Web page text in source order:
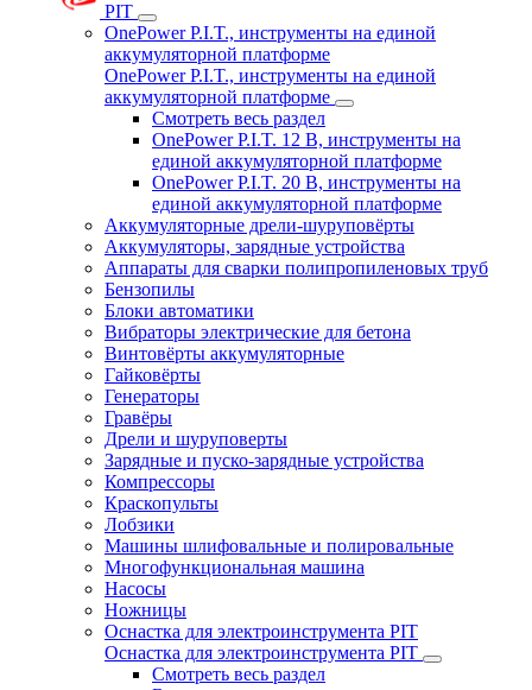
PIT
OnePower P.I.T., инструменты на единой
аккумуляторной платформе
OnePower P.I.T., инструменты на единой
аккумуляторной платформе
Смотреть весь раздел
OnePower P.I.T. 12 В, инструменты на
единой аккумуляторной платформе
OnePower P.I.T. 20 В, инструменты на
единой аккумуляторной платформе
Аккумуляторные дрели-шуруповёрты
Аккумуляторы, зарядные устройства
Аппараты для сварки полипропиленовых труб
Бензопилы
Блоки автоматики
Вибраторы электрические для бетона
Винтовёрты аккумуляторные
Гайковёрты
Генераторы
Гравёры
Дрели и шуруповерты
Зарядные и пуско-зарядные устройства
Компрессоры
Краскопульты
Лобзики
Машины шлифовальные и полировальные
Многофункциональная машина
Насосы
Ножницы
Оснастка для электроинструмента PIT
Оснастка для электроинструмента PIT
Смотреть весь раздел